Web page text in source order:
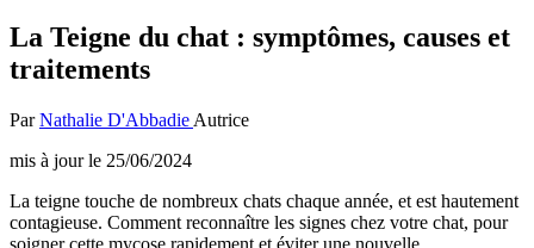
La Teigne du chat : symptômes, causes et
traitements
ParNathalie D'Abbadie Autrice
mis à jour le 25/06/2024
La teigne touche de nombreux chats chaque année, et est hautement
contagieuse. Comment reconnaître les signes chez votre chat, pour
soigner cette mycose rapidement et éviter une nouvelle